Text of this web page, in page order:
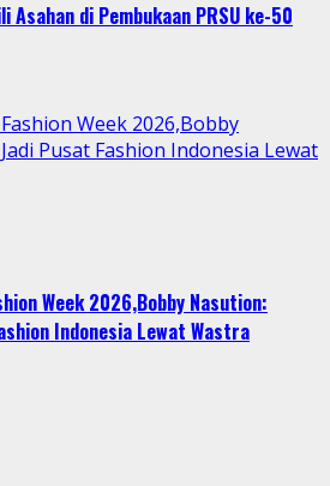
Asahan di Pembukaan PRSU ke-50
Week 2026,Bobby
Pusat Fashion Indonesia Lewat
Week 2026,Bobby Nasution:
Indonesia Lewat Wastra